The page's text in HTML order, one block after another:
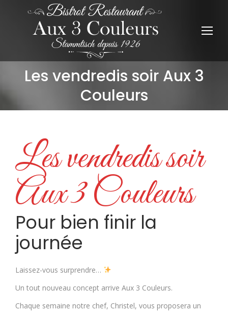
Les vendredis soir Aux 3
Couleurs
Les vendredis soir
Aux 3 Couleurs
Pour bien finir la
journée
Laissez-vous surprendre…
Un tout nouveau concept arrive Aux 3 Couleurs.
Chaque semaine notre chef, Christel, vous proposera un